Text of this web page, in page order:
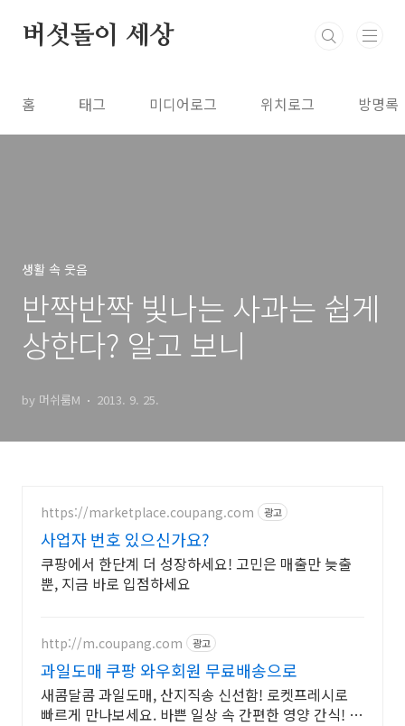
버섯돌이 세상
홈 태그 미디어로그 위치로그 방명록
생활 속 웃음
반짝반짝 빛나는 사과는 쉽게
상한다? 알고 보니
by 머쉬룸M 2013. 9. 25.
https://marketplace.coupang.com 광고
사업자 번호 있으신가요?
쿠팡에서 한단계 더 성장하세요! 고민은 매출만 늦출
뿐, 지금 바로 입점하세요
http://m.coupang.com 광고
과일도매 쿠팡 와우회원 무료배송으로
새콤달콤 과일도매, 산지직송 신선함! 로켓프레시로
빠르게 만나보세요. 바쁜 일상 속 간편한 영양 간식! 맛